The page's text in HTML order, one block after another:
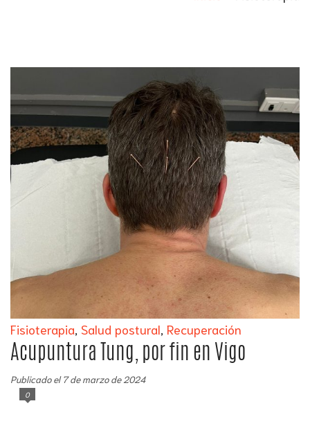
Fisioterapia, Salud postural, Recuperación
Acupuntura Tung, por fin en Vigo
Publicado el 7 de marzo de 2024
0